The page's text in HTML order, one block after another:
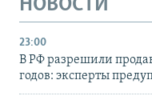
НОВОСТИ
23:00
В РФ разрешили
годов: эксперты